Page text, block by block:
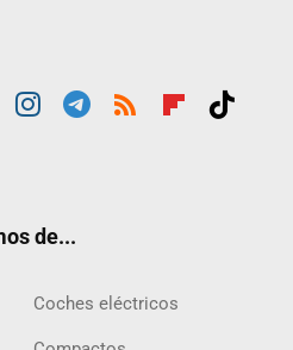
de...
Coches eléctricos